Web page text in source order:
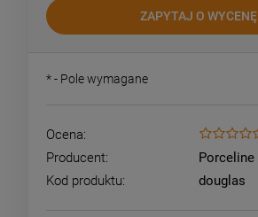
ZAPYTAJ O WYCENĘ
*- Pole wymagane
Ocena:
Producent:
Porceline
Kod produktu:
douglas